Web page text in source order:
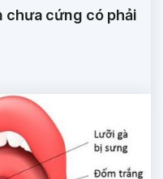
chưa cứng có phải